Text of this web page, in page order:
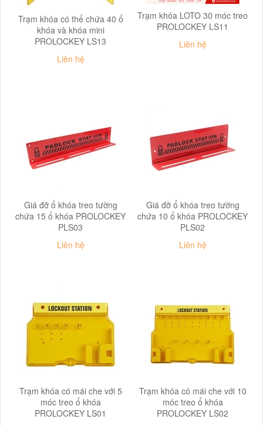
Trạm khóa có thể chứa 40 ổ
khóa và khóa mini
PROLOCKEY LS13
Liên hệ
Trạm khóa LOTO 30 móc treo
PROLOCKEY LS11
Liên hệ
Giá đỡ ổ khóa treo tường
chứa 15 ổ khóa PROLOCKEY
PLS03
Liên hệ
Giá đỡ ổ khóa treo tường
chứa 10 ổ khóa PROLOCKEY
PLS02
Liên hệ
Trạm khóa có mái che với 5
móc treo ổ khóa
PROLOCKEY LS01
Trạm khóa có mái che với 10
móc treo ổ khóa
PROLOCKEY LS02